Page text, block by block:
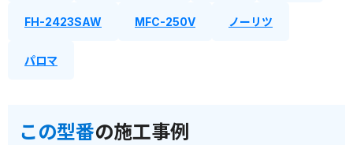
FH-2423SAW MFC-250V ノーリツ
パロマ
この型番の施工事例